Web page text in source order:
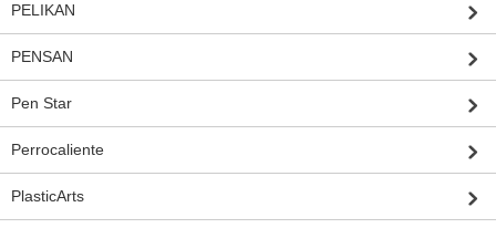
PELIKAN
PENSAN
Pen Star
Perrocaliente
PlasticArts